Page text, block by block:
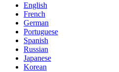
English
French
German
Portuguese
Spanish
Russian
Japanese
Korean